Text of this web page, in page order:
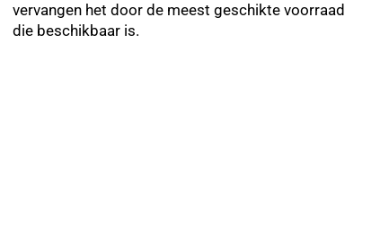
vervangen het door de meest geschikte voorraad
die beschikbaar is.